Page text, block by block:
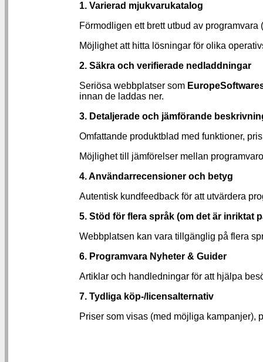
1. Varierad mjukvarukatalog
Förmodligen ett brett utbud av
Möjlighet att hitta lösningar för olika
2. Säkra och verifierade nedladdningar
Seriösa webbplatser som
innan de laddas ner.
3. Detaljerade och jämförande
Omfattande produktblad med funktioner,
Möjlighet till jämförelser mellan
4. Användarrecensioner och betyg
Autentisk kundfeedback för att utvärdera
5. Stöd för flera språk (om det är inriktat
Webbplatsen kan vara tillgänglig på flera
6. Programvara Nyheter & Guider
Artiklar och handledningar för att hjälpa
7. Tydliga köp-/licensalternativ
Priser som visas (med möjliga kampanjer),